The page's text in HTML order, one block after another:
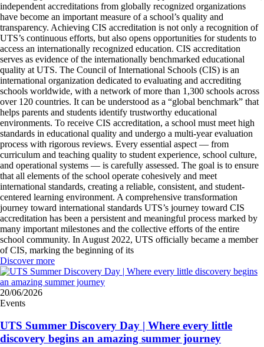
independent accreditations from globally recognized organizations
have become an important measure of a school’s quality and
transparency. Achieving CIS accreditation is not only a recognition of
UTS’s continuous efforts, but also opens opportunities for students to
access an internationally recognized education. CIS accreditation
serves as evidence of the internationally benchmarked educational
quality at UTS. The Council of International Schools (CIS) is an
international organization dedicated to evaluating and accrediting
schools worldwide, with a network of more than 1,300 schools across
over 120 countries. It can be understood as a “global benchmark” that
helps parents and students identify trustworthy educational
environments. To receive CIS accreditation, a school must meet high
standards in educational quality and undergo a multi-year evaluation
process with rigorous reviews. Every essential aspect — from
curriculum and teaching quality to student experience, school culture,
and operational systems — is carefully assessed. The goal is to ensure
that all elements of the school operate cohesively and meet
international standards, creating a reliable, consistent, and student-
centered learning environment. A comprehensive transformation
journey toward international standards UTS’s journey toward CIS
accreditation has been a persistent and meaningful process marked by
many important milestones and the collective efforts of the entire
school community. In August 2022, UTS officially became a member
of CIS, marking the beginning of its
Discover more
20/06/2026
Events
UTS Summer Discovery Day | Where every little
discovery begins an amazing summer journey